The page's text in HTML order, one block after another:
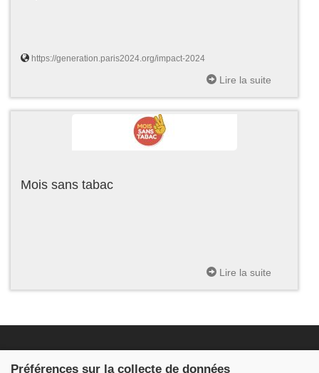
https://generation.paris2024.org/impact-2024
Lire la suite
Mois sans tabac
Lire la suite
Préférences sur la collecte de données